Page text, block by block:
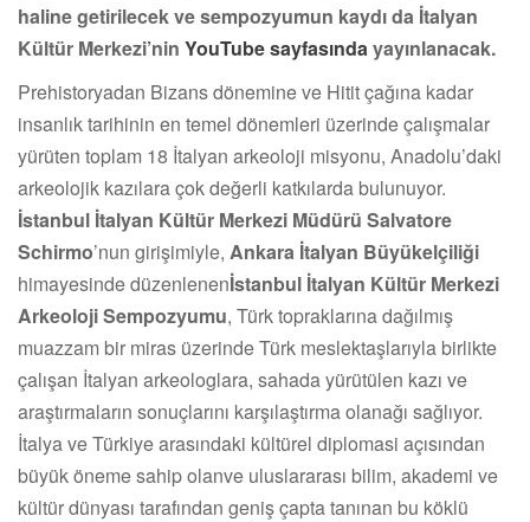
haline getirilecek ve sempozyumun kaydı da İtalyan
Kültür Merkezi’nin YouTube sayfasındayayınlanacak.
Prehistoryadan Bizans dönemine ve Hitit çağına kadar
insanlık tarihinin en temel dönemleri üzerinde çalışmalar
yürüten toplam 18 İtalyan arkeoloji misyonu, Anadolu’daki
arkeolojik kazılara çok değerli katkılarda bulunuyor.
İstanbul İtalyan Kültür Merkezi Müdürü Salvatore
Schirmo’nun girişimiyle, Ankara İtalyan Büyükelçiliği
himayesinde düzenlenenİstanbul İtalyan Kültür Merkezi
Arkeoloji Sempozyumu, Türk topraklarına dağılmış
muazzam bir miras üzerinde Türk meslektaşlarıyla birlikte
çalışan İtalyan arkeologlara, sahada yürütülen kazı ve
araştırmaların sonuçlarını karşılaştırma olanağı sağlıyor.
İtalya ve Türkiye arasındaki kültürel diplomasi açısından
büyük öneme sahip olanve uluslararası bilim, akademi ve
kültür dünyası tarafından geniş çapta tanınan bu köklü